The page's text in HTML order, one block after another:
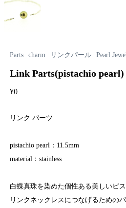
Parts charm リンクパール Pearl
Link Parts(pistachio pearl)
¥0
リンク パーツ
pistachio pearl：11.5mm
material：stainless
白蝶真珠を染めた個性ある美しいピ
リンクネックレスにつなげるための